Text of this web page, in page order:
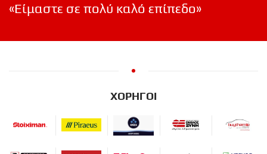
«Είμαστε σε πολύ καλό επίπεδο»
ΧΟΡΗΓΟΙ